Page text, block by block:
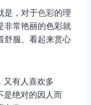
是，对于色彩的理
非常艳丽的色彩就
舒服、看起来赏心
又有人喜欢多
是绝对的因人而